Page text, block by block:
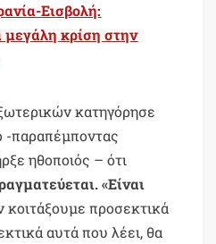
Εισβολή:
μεγάλη κρίση στην
κατηγόρησε
-παραπέμποντας
ηθοποιός – ότι
«Είναι
κοιτάξουμε προσεκτικά
αυτά που λέει, θα